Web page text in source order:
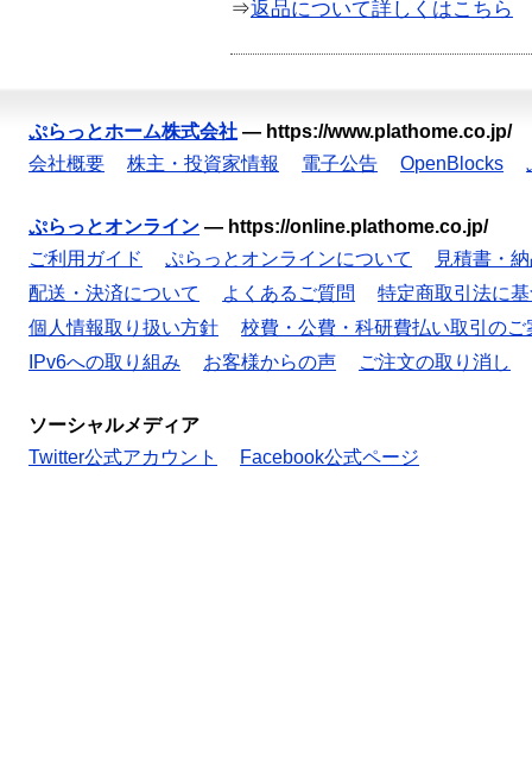
⇒返品について詳しくはこちら
ぷらっとホーム株式会社 — https://www.plathome.co.jp/
会社概要
株主・投資家情報 電子公告 OpenBlocks
ぷらっとオンライン — https://online.plathome.co.jp/
ご利用ガイド
ぷらっとオンラインについて
見積書・
配送・決済について
よくあるご質問
特定商取引法に
個人情報取り扱い方針
校費・公費・科研費払い取引のご
IPv6への取り組み
お客様からの声 ご注文の取り消し
ソーシャルメディア
Twitter公式アカウント
Facebook公式ページ